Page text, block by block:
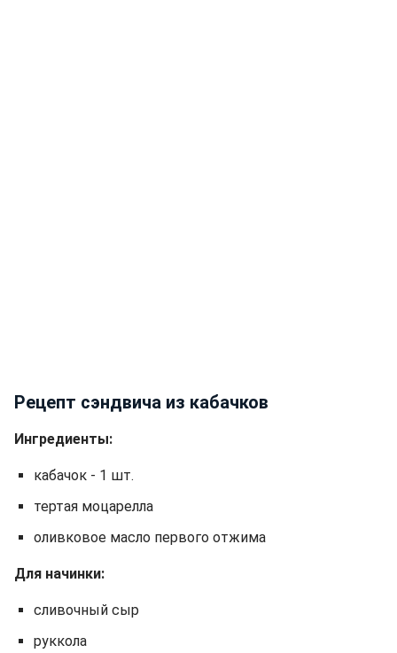
Рецепт сэндвича из кабачков
Ингредиенты:
кабачок - 1 шт.
тертая моцарелла
оливковое масло первого отжима
Для начинки:
сливочный сыр
руккола